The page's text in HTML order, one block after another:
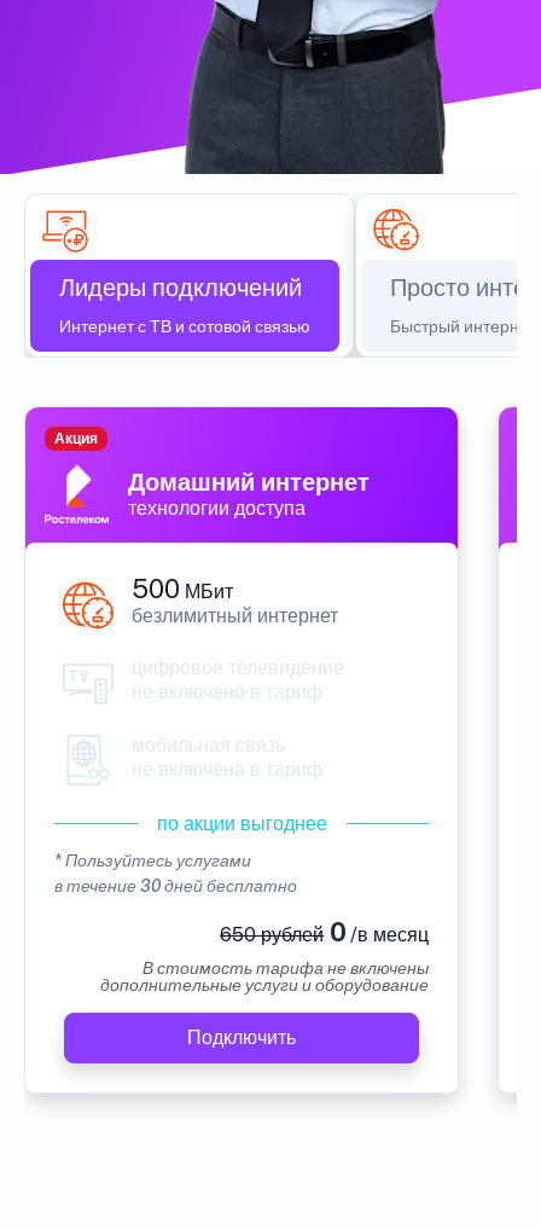
Лидеры подключений
Интернет с ТВ и сотовой связью
Просто
Быстрый интернет
Домашний интернет
технологии доступа
Акция
500 МБит
безлимитный интернет
цифровое телевидение
не включено в тариф
мобильная связь
не включена в тариф
по акции выгоднее
* Пользуйтесь услугами
в течение 30 дней бесплатно
650 рублей0 /в месяц
В стоимость тарифа не включены
дополнительные услуги и оборудование
Подключить